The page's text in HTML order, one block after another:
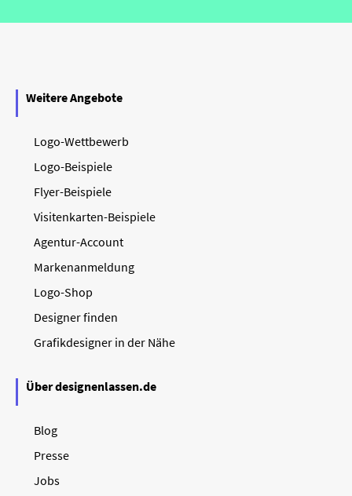
Weitere Angebote
Logo-Wettbewerb
Logo-Beispiele
Flyer-Beispiele
Visitenkarten-Beispiele
Agentur-Account
Markenanmeldung
Logo-Shop
Designer finden
Grafikdesigner in der Nähe
Über designenlassen.de
Blog
Presse
Jobs